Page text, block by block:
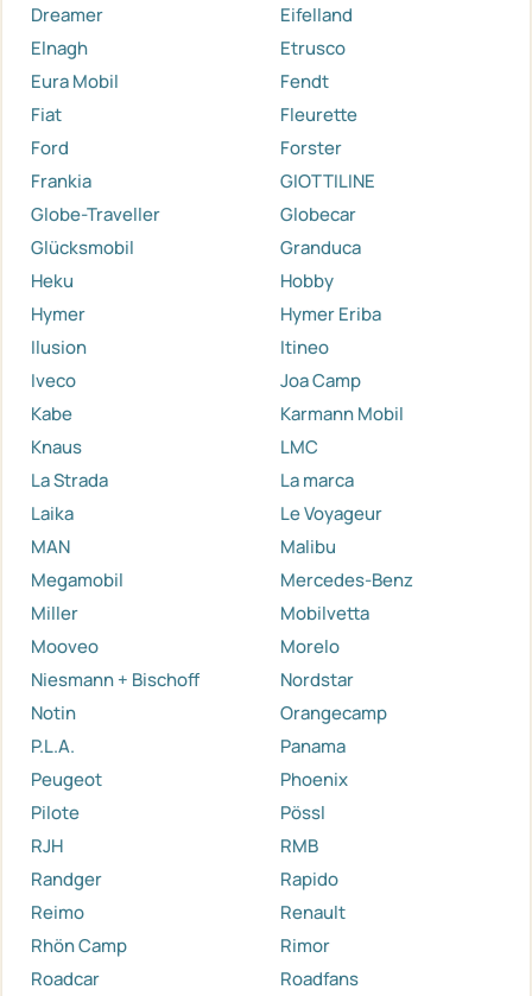
Dreamer
Eifelland
Elnagh
Etrusco
Eura Mobil
Fendt
Fiat
Fleurette
Ford
Forster
Frankia
GIOTTILINE
Globe-Traveller
Globecar
Glücksmobil
Granduca
Heku
Hobby
Hymer
Hymer Eriba
Ilusion
Itineo
Iveco
Joa Camp
Kabe
Karmann Mobil
Knaus
LMC
La Strada
La marca
Laika
Le Voyageur
MAN
Malibu
Megamobil
Mercedes-Benz
Miller
Mobilvetta
Mooveo
Morelo
Niesmann + Bischoff
Nordstar
Notin
Orangecamp
P.L.A.
Panama
Peugeot
Phoenix
Pilote
Pössl
RJH
RMB
Randger
Rapido
Reimo
Renault
Rhön Camp
Rimor
Roadcar
Roadfans